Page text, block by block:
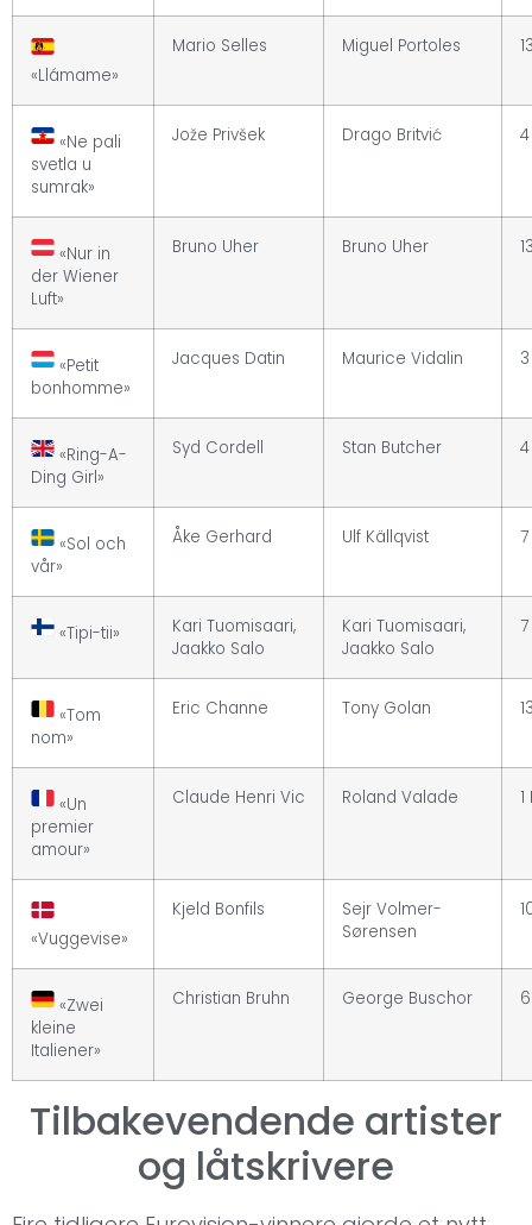
«Llámame»
Mario Selles Miguel Portoles
«Ne pali
svetla u
sumrak»
Jože Privšek Drago Britvić
«Nur in
der Wiener
Luft»
Bruno Uher Bruno Uher
«Petit
bonhomme»
Jacques Datin Maurice Vidalin
«Ring-A-
Ding Girl»
Syd Cordell Stan Butcher
«Sol och
vår»
Åke Gerhard Ulf Källqvist 7
«Tipi-tii»
Kari Tuomisaari,
Jaakko Salo
Kari Tuomisaari,
Jaakko Salo
7
«Tom
nom»
Eric Channe Tony Golan
«Un
premier
amour»
Claude Henri Vic Roland Valade 1
«Vuggevise»
Kjeld Bonfils
Sejr Volmer-
Sørensen
«Zwei
kleine
Italiener»
Christian Bruhn George Buschor
Tilbakevendende artister
og låtskrivere